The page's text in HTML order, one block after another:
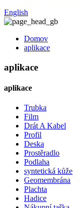
English
Domov
aplikace
aplikace
aplikace
Trubka
Film
Drát A Kabel
Profil
Deska
Prostěradlo
Podlaha
syntetická kůže
Geomembrána
Plachta
Hadice